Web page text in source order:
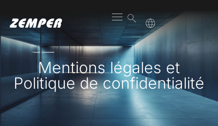
Mentions légales et
Politique de confidentialité